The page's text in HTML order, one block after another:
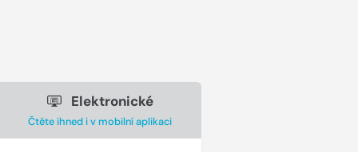
Elektronické
Čtěte ihned i v mobilní aplikaci